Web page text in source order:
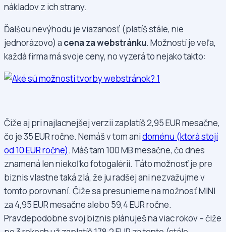
nákladov z ich strany.
Ďalšou nevýhodu je viazanosť (platíš stále, nie
jednorázovo) a cena za webstránku. Možností je veľa,
každá firma má svoje ceny, no vyzerá to nejako takto:
Čiže aj pri najlacnejšej verzii zaplatíš 2,95 EUR mesačne,
čo je 35 EUR ročne. Nemáš v tom anidoménu (ktorá stojí
od 10 EUR ročne). Máš tam 100 MB mesačne, čo dnes
znamená len niekoľko fotogalérií. Táto možnosť je pre
biznis vlastne taká zlá, že ju radšej ani nezvažujme v
tomto porovnaní. Čiže sa presunieme na možnosť MINI
za 4,95 EUR mesačne alebo 59,4 EUR ročne.
Pravdepodobne svoj biznis plánuješ na viac rokov – čiže